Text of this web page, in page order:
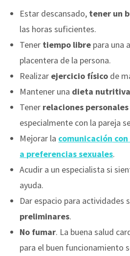
Estar descansado, tener un
las horas suficientes.
Tener tiempo libre para una
placentera de la persona.
Realizar ejercicio físico de
Mantener una dieta nutritiva
Tener relaciones
especialmente con la pareja
Mejorar la comunicación
a preferencias sexuales.
Acudir a un especialista si
ayuda.
Dar espacio para actividades
preliminares.
No fumar. La buena salud
para el buen funcionamiento